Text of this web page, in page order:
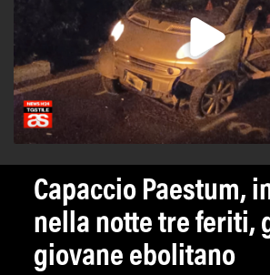
Capaccio Paestum,
nella notte tre feriti,
giovane ebolitano